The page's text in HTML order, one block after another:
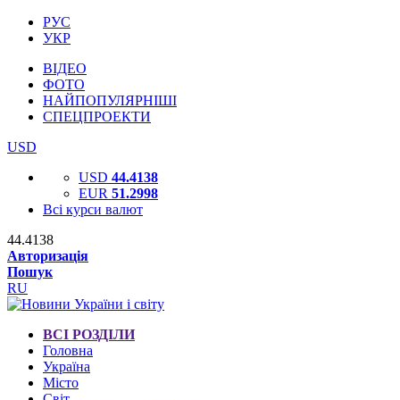
РУС
УКР
ВІДЕО
ФОТО
НАЙПОПУЛЯРНІШІ
СПЕЦПРОЕКТИ
USD
USD 44.4138
EUR 51.2998
Всі курси валют
44.4138
Авторизація
Пошук
RU
ВСІ РОЗДІЛИ
Головна
Україна
Місто